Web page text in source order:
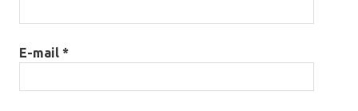
E-mail *